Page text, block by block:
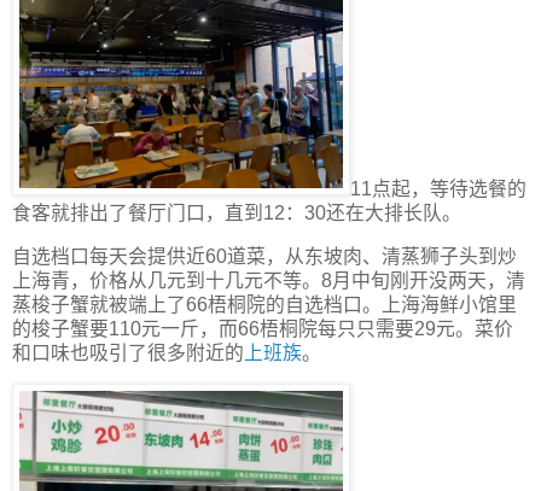
11点起，等待选餐的
食客就排出了餐厅门口，直到12：30还在大排长队。
自选档口每天会提供近60道菜，从东坡肉、清蒸狮子头到炒
上海青，价格从几元到十几元不等。8月中旬刚开没两天，清
蒸梭子蟹就被端上了66梧桐院的自选档口。上海海鲜小馆里
的梭子蟹要110元一斤，而66梧桐院每只只需要29元。菜价
和口味也吸引了很多附近的 上班族。